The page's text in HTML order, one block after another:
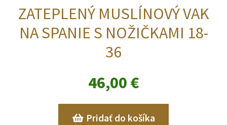
ZATEPLENÝ MUSLÍNOVÝ VAK
NA SPANIE S NOŽIČKAMI 18-
36
46,00 €
Pridať do košíka